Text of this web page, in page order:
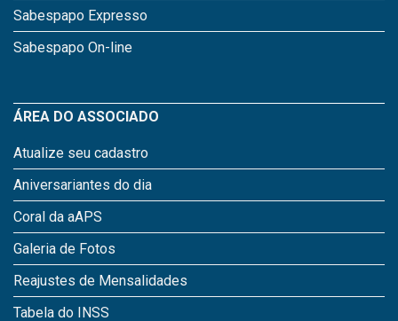
Sabespapo Expresso
Sabespapo On-line
ÁREA DO ASSOCIADO
Atualize seu cadastro
Aniversariantes do dia
Coral da aAPS
Galeria de Fotos
Reajustes de Mensalidades
Tabela do INSS